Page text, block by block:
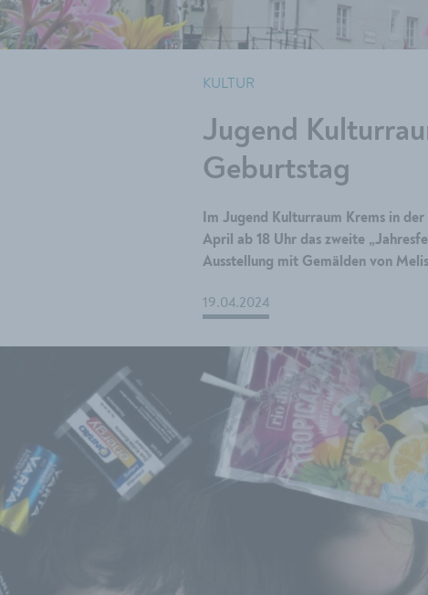
KULTUR
Jugend
Geburtstag
Im Jugend Kulturraum Krems in
April ab 18 Uhr das zweite
Ausstellung mit Gemälden von
19.04.2024